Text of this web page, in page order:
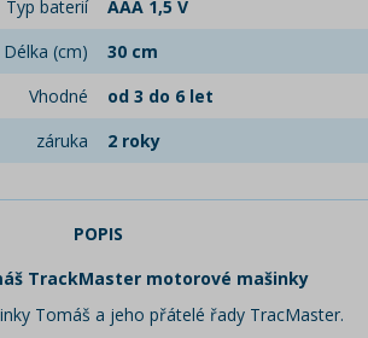
Typ baterií
AAA 1,5 V
Délka (cm)
30 cm
Vhodné
od 3 do 6 let
záruka
2 roky
POPIS
TrackMaster motorové mašinky
Tomáš a jeho přátelé řady TracMaster.